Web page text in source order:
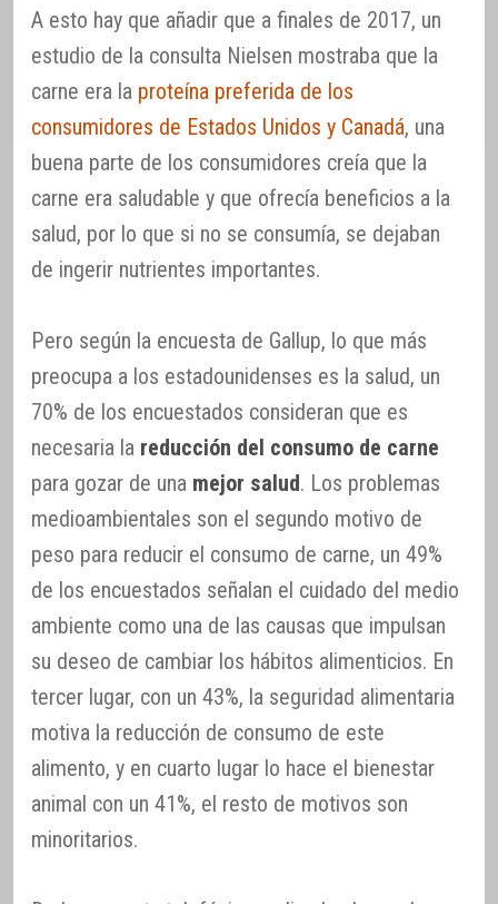
A esto hay que añadir que a finales de 2017, un
estudio de la consulta Nielsen mostraba que la
carne era la proteína preferida de los
consumidores de Estados Unidos y Canadá, una
buena parte de los consumidores creía que la
carne era saludable y que ofrecía beneficios a la
salud, por lo que si no se consumía, se dejaban
de ingerir nutrientes importantes.
Pero según la encuesta de Gallup, lo que más
preocupa a los estadounidenses es la salud, un
70% de los encuestados consideran que es
necesaria la reducción del consumo de carne
para gozar de una mejor salud. Los problemas
medioambientales son el segundo motivo de
peso para reducir el consumo de carne, un 49%
de los encuestados señalan el cuidado del medio
ambiente como una de las causas que impulsan
su deseo de cambiar los hábitos alimenticios. En
tercer lugar, con un 43%, la seguridad alimentaria
motiva la reducción de consumo de este
alimento, y en cuarto lugar lo hace el bienestar
animal con un 41%, el resto de motivos son
minoritarios.